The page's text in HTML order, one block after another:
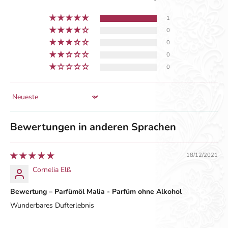
1
0
0
0
0
Sort by
Bewertungen in anderen Sprachen
18/12/2021
Cornelia Elß
Bewertung – Parfümöl Malia - Parfüm ohne Alkohol
Wunderbares Dufterlebnis